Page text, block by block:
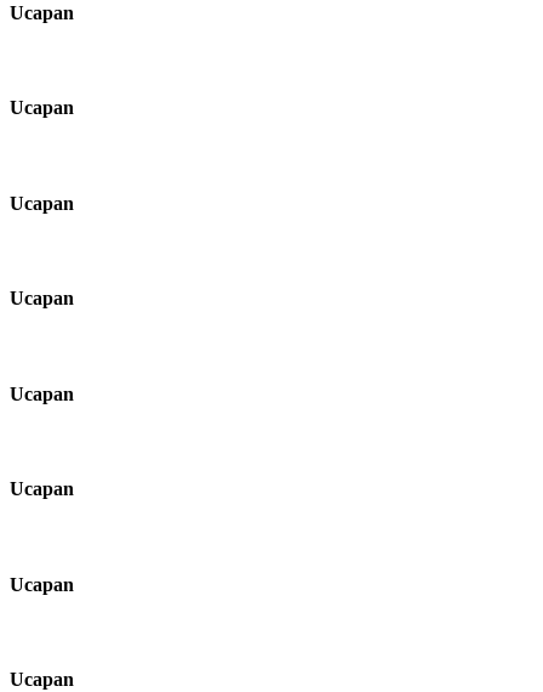
Ucapan
Ucapan
Ucapan
Ucapan
Ucapan
Ucapan
Ucapan
Ucapan